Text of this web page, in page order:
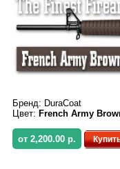
Бренд: DuraCoat
Цвет: French Army
от 2,200.00 р.